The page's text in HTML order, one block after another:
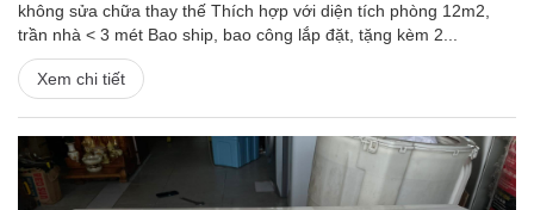
không sửa chữa thay thế Thích hợp với diện tích phòng 12m2,
trần nhà < 3 mét Bao ship, bao công lắp đặt, tặng kèm 2...
Xem chi tiết